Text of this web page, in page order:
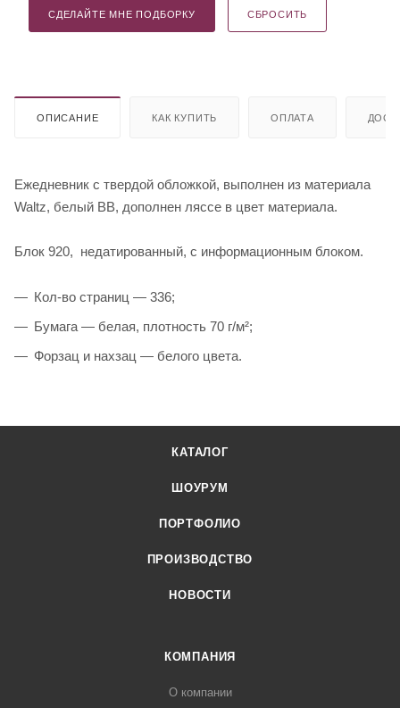
СДЕЛАЙТЕ МНЕ ПОДБОРКУ СБРОСИТЬ
ОПИСАНИЕ КАК КУПИТЬ ОПЛАТА
Ежедневник с твердой обложкой, выполнен из материала
Waltz, белый ВВ, дополнен ляссе в цвет материала.
Блок 920, недатированный, с информационным блоком.
Кол-во страниц — 336;
Бумага — белая, плотность 70 г/м²;
Форзац и нахзац — белого цвета.
КАТАЛОГ
ШОУРУМ
ПОРТФОЛИО
ПРОИЗВОДСТВО
НОВОСТИ
КОМПАНИЯ
О компании